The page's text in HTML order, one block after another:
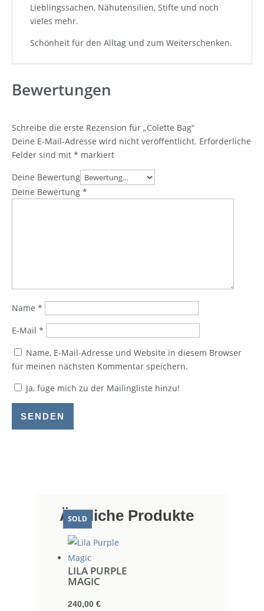
Lieblingssachen, Nähutensilien, Stifte und noch
vieles mehr.
Schönheit für den Alltag und zum Weiterschenken.
Bewertungen
Schreibe die erste Rezension für „Colette Bag“
Deine E-Mail-Adresse wird nicht veröffentlicht. Erforderliche
Felder sind mit * markiert
Deine Bewertung
Deine Bewertung *
Name *
E-Mail *
Name, E-Mail-Adresse und Website in diesem Browser
für meinen nächsten Kommentar speichern.
Ja, füge mich zu der Mailingliste hinzu!
SENDEN
Ähnliche Produkte
SOLD
LILA PURPLE
MAGIC
240,00 €